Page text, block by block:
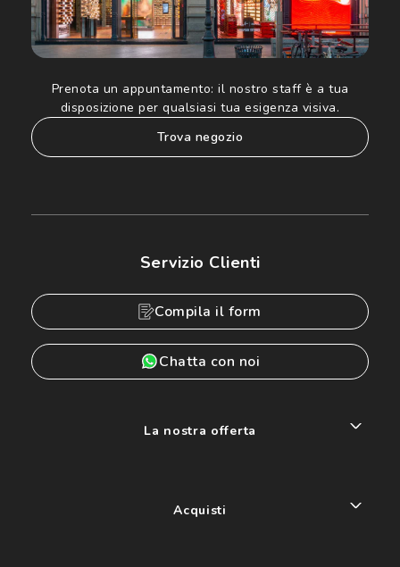
Prenota un appuntamento: il nostro staff è a tua
disposizione per qualsiasi tua esigenza visiva.
trova negozio
Servizio Clienti
Compila il form
Chatta con noi
La nostra offerta
Acquisti